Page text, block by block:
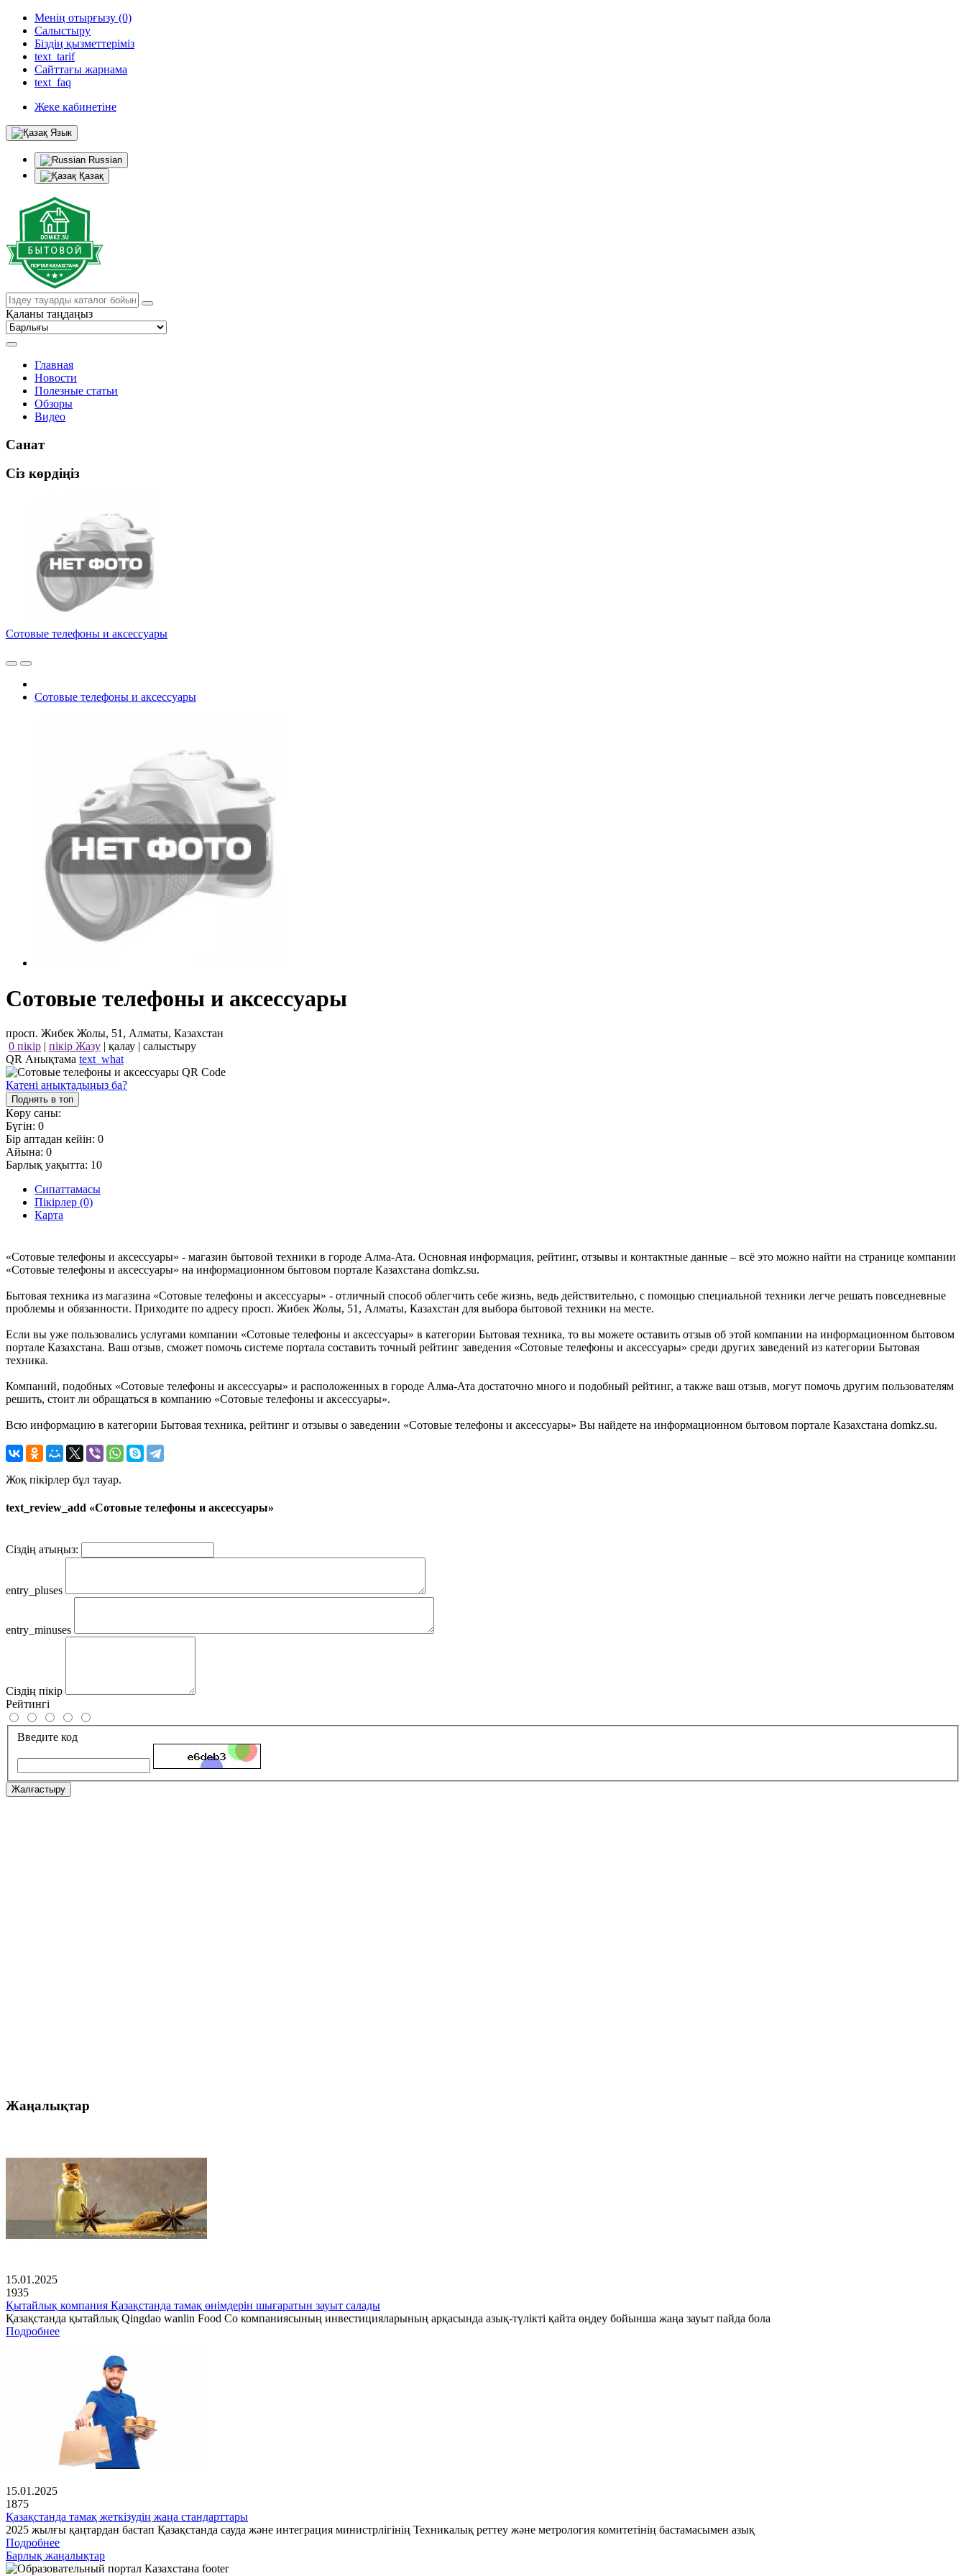
Менің отырғызу (0)
Салыстыру
Біздің қызметтеріміз
text_tarif
Сайттағы жарнама
text_faq
Жеке кабинетіне
Язык
Russian
Қазақ
Қаланы таңдаңыз
Главная
Новости
Полезные статьи
Обзоры
Видео
Санат
Сіз көрдіңіз
Сотовые телефоны и аксессуары
Сотовые телефоны и аксессуары
Сотовые телефоны и аксессуары
просп. Жибек Жолы, 51, Алматы, Казахстан
0 пікір | пікір Жазу | қалау | салыстыру
QR Анықтама text_what
Қатені анықтадыңыз ба?
Поднять в топ
Көру саны:
Бүгін: 0
Бір аптадан кейін: 0
Айына: 0
Барлық уақытта: 10
Сипаттамасы
Пікірлер (0)
Карта
«Сотовые телефоны и аксессуары» - магазин бытовой техники в городе Алма-Ата. Основная информация, рейтинг, отзывы и контактные данные – всё это можно найти на странице компании
«Сотовые телефоны и аксессуары» на информационном бытовом портале Казахстана domkz.su.
Бытовая техника из магазина «Сотовые телефоны и аксессуары» - отличный способ облегчить себе жизнь, ведь действительно, с помощью специальной техники легче решать повседневные
проблемы и обязанности. Приходите по адресу просп. Жибек Жолы, 51, Алматы, Казахстан для выбора бытовой техники на месте.
Если вы уже пользовались услугами компании «Сотовые телефоны и аксессуары» в категории Бытовая техника, то вы можете оставить отзыв об этой компании на информационном бытовом
портале Казахстана. Ваш отзыв, сможет помочь системе портала составить точный рейтинг заведения «Сотовые телефоны и аксессуары» среди других заведений из категории Бытовая
техника.
Компаний, подобных «Сотовые телефоны и аксессуары» и расположенных в городе Алма-Ата достаточно много и подобный рейтинг, а также ваш отзыв, могут помочь другим пользователям
решить, стоит ли обращаться в компанию «Сотовые телефоны и аксессуары».
Всю информацию в категории Бытовая техника, рейтинг и отзывы о заведении «Сотовые телефоны и аксессуары» Вы найдете на информационном бытовом портале Казахстана domkz.su.
Жоқ пікірлер бұл тауар.
text_review_add «Сотовые телефоны и аксессуары»
Сіздің атыңыз:
entry_pluses
entry_minuses
Сіздің пікір
Рейтингі
Введите код
Жалғастыру
Жаңалықтар
15.01.2025
1935
Қытайлық компания Қазақстанда тамақ өнімдерін шығаратын зауыт салады
Қазақстанда қытайлық Qingdao wanlin Food Co компаниясының инвестицияларының арқасында азық-түлікті қайта өңдеу бойынша жаңа зауыт пайда бола
Подробнее
15.01.2025
1875
Қазақстанда тамақ жеткізудің жаңа стандарттары
2025 жылғы қаңтардан бастап Қазақстанда сауда және интеграция министрлігінің Техникалық реттеу және метрология комитетінің бастамасымен азық
Подробнее
Барлық жаңалықтар